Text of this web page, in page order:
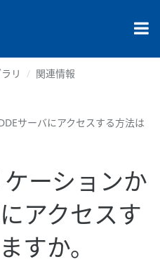
リ
関連情報
サーバにアクセスする方法は
ーションか
アクセスす
すか。